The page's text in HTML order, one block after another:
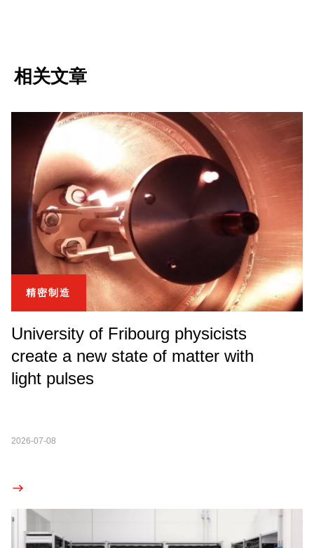
相关文章
精密制造
University of Fribourg physicists
create a new state of matter with
light pulses
2026-07-08